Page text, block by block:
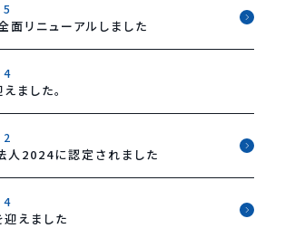
面リニューアルしました
ました。
人2024に認定されました
えました